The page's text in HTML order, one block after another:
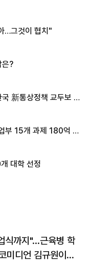
…그것이 협치"
은?
新통상정책 교두보 활
부 15개 과제 180억 지
대학 선정
식까지"…근육병 학
미디언 김규원이었